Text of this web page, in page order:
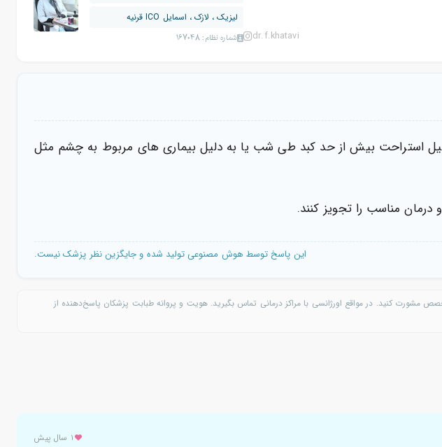
لیزیک ، لازک ، اسمایل ICO قرنیه
شماره نظام: 167048 dr.f.khatavi
استراحت بیش از حد کبد طی شب یا به دلیل بیماری های مربوط به چشم مثل
مناسب را تجویز کنند.
این پاسخ توسط هوش مصنوعی تولید شده و جایگزین نظر پزشک نیست.
مشورت کنید. در مواقع اورژانسی با مراکز درمانی تماس بگیرید. هویت و پروانه طبابت پزشکان پاسخ‌دهنده از
۱ سال پیش